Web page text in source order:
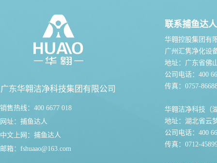
广东华翱洁净科技集团有限公司
销售热线：400 6677 018
网址： 捕鱼达人
中文上网： 捕鱼达人
邮箱： fshuaao@163.com
联系捕鱼达人
华翱控股集团有
广州汇隽净化设
地址：广东省佛
公司电话：400
传真：0757-
华翱洁净科技（
地址：湖北省云
公司电话：400
传真：0712-